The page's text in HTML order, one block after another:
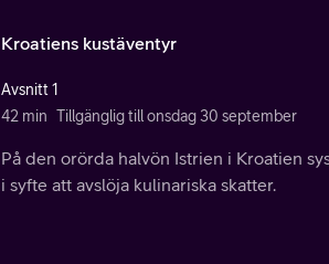
Kroatiens kustäventyr
Avsnitt 1
42 min Tillgänglig till onsdag 30 september
På den orörda halvön Istrien i Kroatien
i syfte att avslöja kulinariska skatter.